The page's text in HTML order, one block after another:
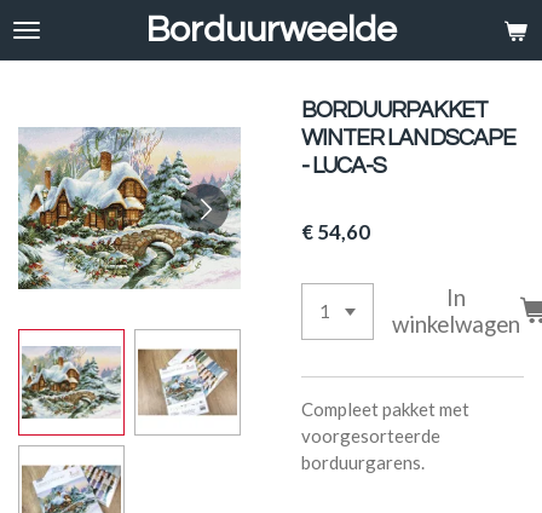
Ga
hoofdinhoud
Borduurweelde
BORDUURPAKKET
WINTER LANDSCAPE
- LUCA-S
€ 54,60
In
winkelwagen
Compleet pakket met
voorgesorteerde
borduurgarens.